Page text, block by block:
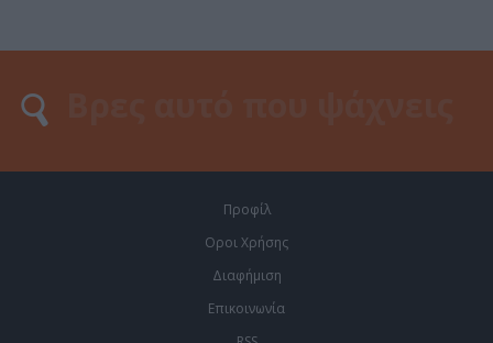
Προφίλ
Οροι Χρήσης
Διαφήμιση
Επικοινωνία